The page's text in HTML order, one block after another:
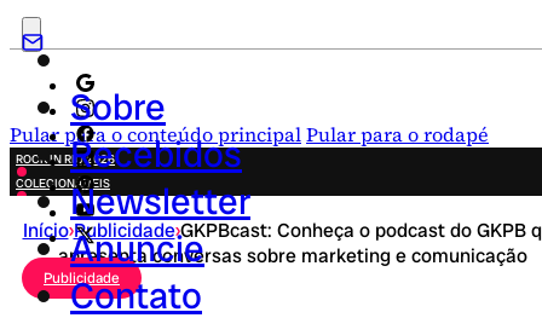
Pular para o conteúdo principalPular para o rodapé
Sobre
Recebidos
Newsletter
Anuncie
Contato
ROCK IN RIO 2026
COLECIONÁVEIS
FESTA JUNINA
NOVIDADES
CAMPANHAS CRIATIVAS
Início›Publicidade›GKPBcast: Conheça o podcast do GKPB
apresenta conversas sobre marketing e comunicação
Publicidade